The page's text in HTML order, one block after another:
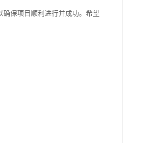
保项目顺利进行并成功。希望